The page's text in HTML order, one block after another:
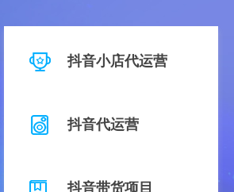
抖音小店代运营
抖音代运营
抖音带货项目